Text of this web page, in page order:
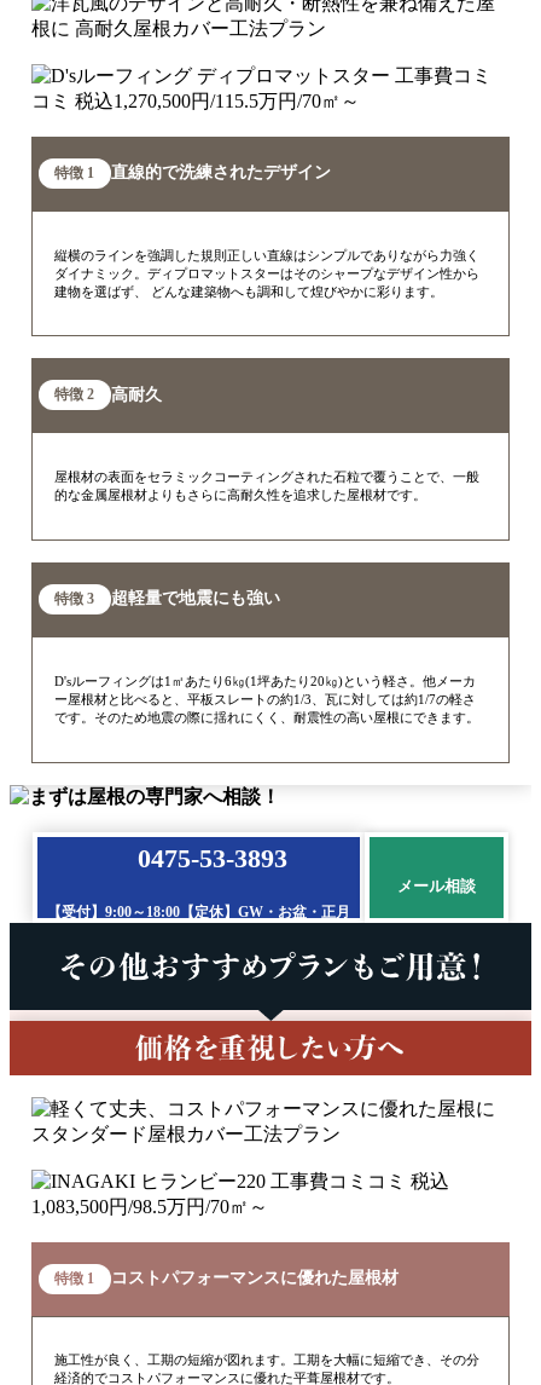
特徴 1 直線的で洗練されたデザイン
縦横のラインを強調した規則正しい直線はシンプルでありながら力強く
ダイナミック。ディプロマットスターはそのシャープなデザイン性から
建物を選ばず、 どんな建築物へも調和して煌びやかに彩ります。
特徴 2 高耐久
屋根材の表面をセラミックコーティングされた石粒で覆うことで、一般
的な金属屋根材よりもさらに高耐久性を追求した屋根材です。
特徴 3 超軽量で地震にも強い
D'sルーフィングは1㎡あたり6㎏(1坪あたり20㎏)という軽さ。他メーカ
ー屋根材と比べると、平板スレートの約1/3、瓦に対しては約1/7の軽さ
です。そのため地震の際に揺れにくく、耐震性の高い屋根にできます。
0475-53-3893
【受付】9:00～18:00【定休】GW・お盆・正月
メール相談
特徴 1 コストパフォーマンスに優れた屋根材
施工性が良く、工期の短縮が図れます。工期を大幅に短縮でき、その分
経済的でコストパフォーマンスに優れた平葺屋根材です。